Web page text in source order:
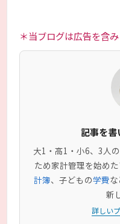
＊当ブログは広告を含み
記事を書
大1・高1・小6、3人
ため家計管理を始めた
計簿、子どもの学費
新
詳しい